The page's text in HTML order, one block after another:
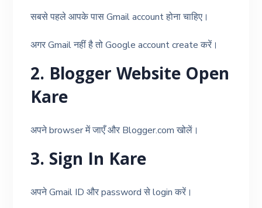
सबसे पहले आपके पास Gmail account होना चाहिए।
अगर Gmail नहीं है तो Google account create करें।
2. Blogger Website Open
Kare
अपने browser में जाएँ और Blogger.com खोलें।
3. Sign In Kare
अपने Gmail ID और password से login करें।